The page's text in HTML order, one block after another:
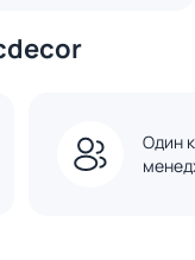
Один